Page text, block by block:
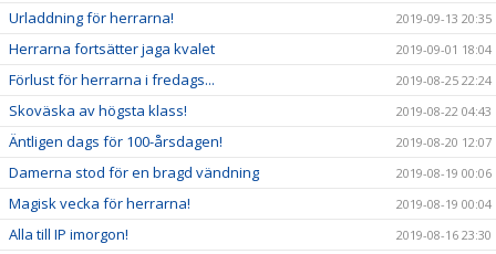
Urladdning för herrarna! 2019-09-13 20:35
Herrarna fortsätter jaga kvalet 2019-09-01 18:04
Förlust för herrarna i fredags... 2019-08-25 22:24
Skoväska av högsta klass! 2019-08-22 04:43
Äntligen dags för 100-årsdagen! 2019-08-20 12:07
Damerna stod för en bragd vändning 2019-08-19 00:06
Magisk vecka för herrarna! 2019-08-19 00:04
Alla till IP imorgon! 2019-08-16 23:30